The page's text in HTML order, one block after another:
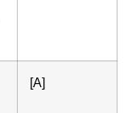
[A]